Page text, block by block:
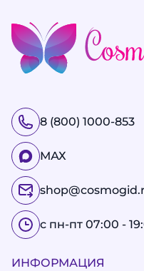
8 (800) 1000-853
МАХ
с пн-пт 07:00 -
ИНФОРМАЦИЯ